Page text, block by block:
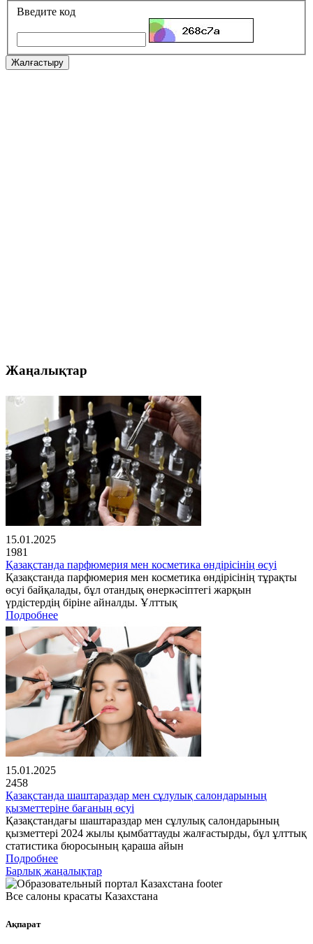
Введите код
Жалғастыру
Жаңалықтар
15.01.2025
1981
Қазақстанда парфюмерия мен косметика өндірісінің өсуі
Қазақстанда парфюмерия мен косметика өндірісінің тұрақты
өсуі байқалады, бұл отандық өнеркәсіптегі жарқын
үрдістердің біріне айналды. Ұлттық
Подробнее
15.01.2025
2458
Қазақстанда шаштараздар мен сұлулық салондарының
қызметтеріне бағаның өсуі
Қазақстандағы шаштараздар мен сұлулық салондарының
қызметтері 2024 жылы қымбаттауды жалғастырды, бұл ұлттық
статистика бюросының қараша айын
Подробнее
Барлық жаңалықтар
Все салоны красаты Казахстана
Ақпарат